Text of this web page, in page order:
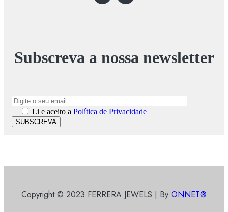
Subscreva a nossa newsletter
Li e aceito a Política de Privacidade
SUBSCREVA
Copyright © 2023 FERRERA JEWELS | By ONNET®